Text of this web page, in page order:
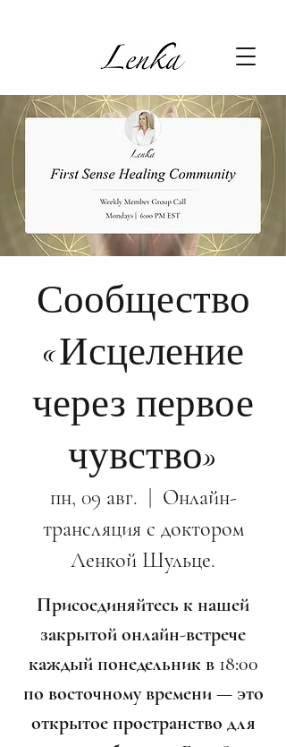
Сообщество
«Исцеление
через первое
чувство»
пн, 09 авг.
Онлайн-
трансляция с доктором
Ленкой Шульце.
Присоединяйтесь к нашей
закрытой онлайн-встрече
каждый понедельник в 18:00
по восточному времени — это
открытое пространство для